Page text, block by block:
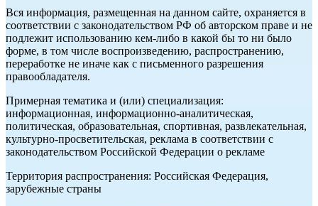
Вся информация, размещенная на данном сайте, охраняется в
соответствии с законодательством РФ об авторском праве и не
подлежит использованию кем-либо в какой бы то ни было
форме, в том числе воспроизведению, распространению,
переработке не иначе как с письменного разрешения
правообладателя.
Примерная тематика и (или) специализация:
информационная, информационно-аналитическая,
политическая, образовательная, спортивная, развлекательная,
культурно-просветительская, реклама в соответствии с
законодательством Российской Федерации о рекламе
Территория распространения: Российская Федерация,
зарубежные страны